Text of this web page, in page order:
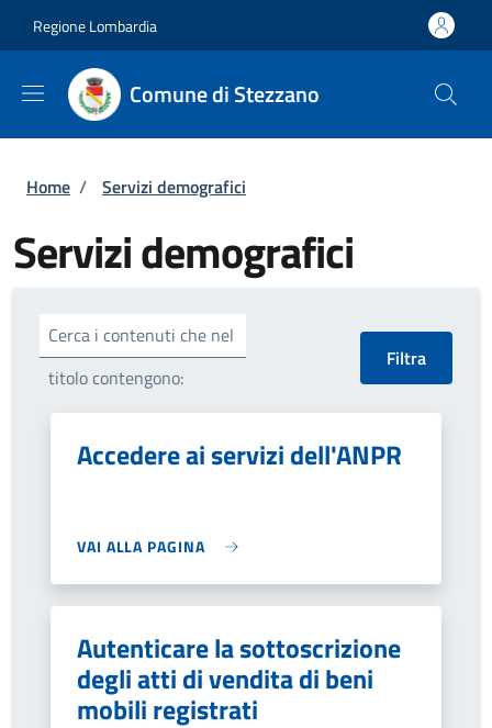
Regione Lombardia
Comune di Stezzano
Briciole di pane
Home / Servizi demografici
Servizi demografici
Cerca i contenuti che nel
titolo contengono:
Accedere ai servizi dell'ANPR
VAI ALLA PAGINA
Autenticare la sottoscrizione
degli atti di vendita di beni
mobili registrati